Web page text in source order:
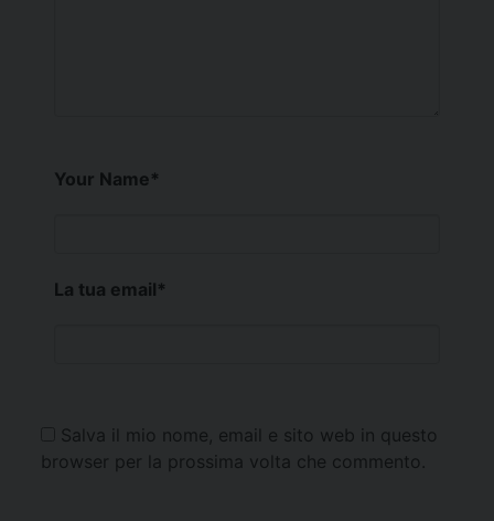
Your Name*
La tua email*
Salva il mio nome, email e sito web in questo
browser per la prossima volta che commento.